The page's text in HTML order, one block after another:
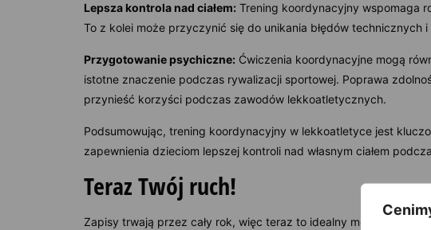
Lepsza kontrola nad ciałem: Trening koordynacyjny wspomaga
To z kolei może przyczynić się do unikania błędów technicznych
Przygotowanie psychiczne: Ćwiczenia koordynacyjne mogą
istotne znaczenie podczas rywalizacji sportowej. Poprawa
przynieść korzyści podczas zawodów lekkoatletycznych.
Podsumowując, trening koordynacyjny w lekkoatletyce jest
zapewnienia dzieciom lepszej kontroli nad własnym ciałem
Teraz Twój ruch!
Zapisy trwają przez cały rok, więc teraz to idealny moment, by